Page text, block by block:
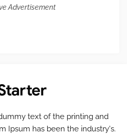
Advertisement
text of the printing and
Ipsum has been the industry's.